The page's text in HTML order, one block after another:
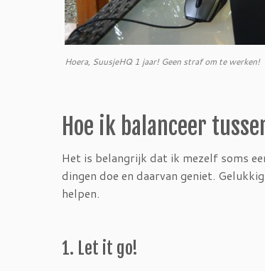
Hoera, SuusjeHQ 1 jaar! Geen straf om te werken!
Hoe ik balanceer
Het is belangrijk dat ik mezelf soms
dingen doe en daarvan geniet.
helpen.
1. Let it go!